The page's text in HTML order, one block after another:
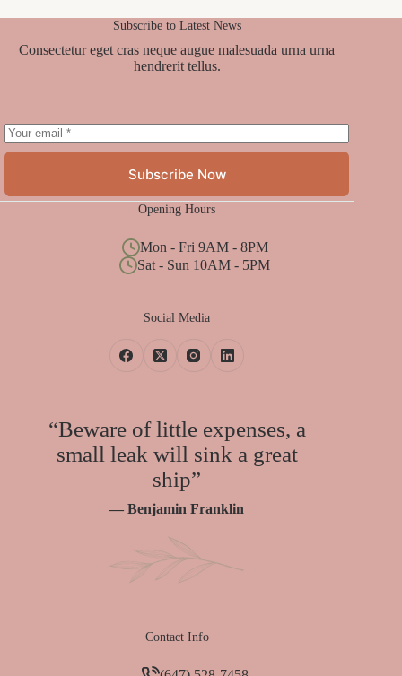
Subscribe to Latest News
Consectetur eget cras neque augue malesuada urna urna
hendrerit tellus.
Subscribe Now
Opening Hours
Mon - Fri 9AM - 8PM
Sat - Sun 10AM - 5PM
Social Media
“Beware of little expenses, a
small leak will sink a great
ship”
— Benjamin Franklin
Contact Info